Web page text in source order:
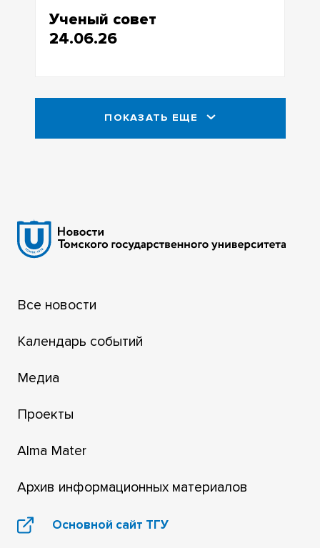
Ученый совет
24.06.26
ПОКАЗАТЬ ЕЩЕ
Все новости
Календарь событий
Медиа
Проекты
Alma Mater
Архив информационных материалов
Основной сайт ТГУ